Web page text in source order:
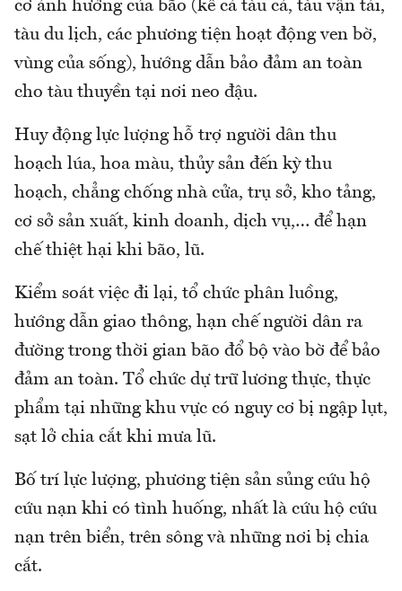
cơ ảnh hưởng của bão (kể cả tàu cả, tàu vận tải,
tàu du lịch, các phương tiện hoạt động ven bờ,
vùng của sống), hướng dẫn bảo đảm an toàn
cho tàu thuyền tại nơi neo đậu.
Huy động lực lượng hỗ trợ người dân thu
hoạch lúa, hoa màu, thủy sản đến kỳ thu
hoạch, chẳng chống nhà cửa, trụ sở, kho tảng,
cơ sở sản xuất, kinh doanh, dịch vụ,… để hạn
chế thiệt hại khi bão, lũ.
Kiểm soát việc đi lại, tổ chức phân luồng,
hướng dẫn giao thông, hạn chế người dân ra
đường trong thời gian bão đổ bộ vào bờ để bảo
đảm an toàn. Tổ chức dự trữ lương thực, thực
phẩm tại những khu vực có nguy cơ bị ngập lụt,
sạt lở chia cắt khi mưa lũ.
Bố trí lực lượng, phương tiện sản sủng cứu hộ
cứu nạn khi có tình huống, nhất là cứu hộ cứu
nạn trên biển, trên sông và những nơi bị chia
cắt.